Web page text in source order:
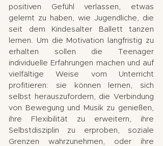
positiven Gefühl verlassen, etwas
gelernt zu haben, wie Jugendliche, die
seit dem Kindesalter Ballett tanzen
lernen. Um die Motivation langfristig zu
erhalten sollen die Teenager
individuelle Erfahrungen machen und auf
vielfältige Weise vom Unterricht
profitieren: sie können lernen, sich
selbst herauszufordern, die Verbindung
von Bewegung und Musik zu genießen,
ihre Flexibilität zu erweitern, ihre
Selbstdisziplin zu erproben, soziale
Grenzen wahrzunehmen, oder ihre